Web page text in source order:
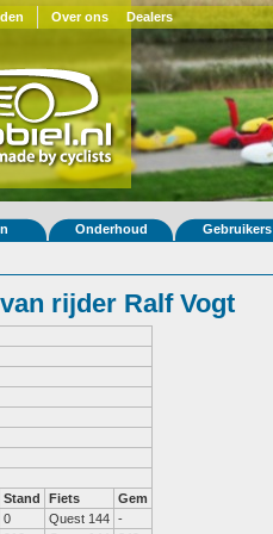
Over ons Dealers
Onderhoud Gebruikers
rijder Ralf Vogt
Stand Fiets
Gem
0 Quest 144 -